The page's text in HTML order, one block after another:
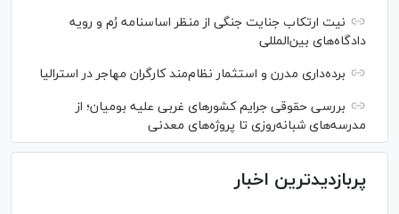
نیت ارتکاب جنایت جنگی از منظر اساسنامه رُم و رویه
دادگاه‌های بین‌المللی
برده‌داری مدرن و استثمار نظام‌مند کارگران مهاجر در استرالیا
بررسی حقوقی جرایم کشور‌های غربی علیه بومیان؛ از
مدرسه‌های شبانه‌روزی تا پروژه‌های معدنی
پربازدیدترین اخبار